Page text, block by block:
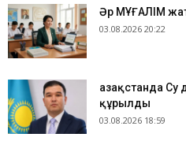
Әр МҰҒАЛІМ
03.08.2026 20:22
Қазақстанда
құрылды
03.08.2026 18:59